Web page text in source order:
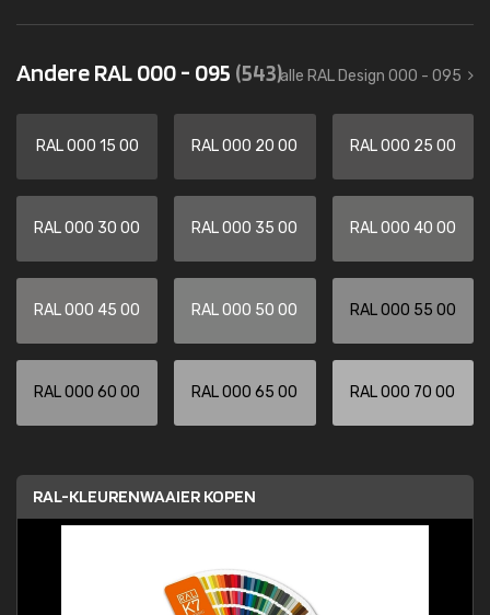
Andere RAL 000 - 095 (543)alle RAL Design 000 - 095
RAL 000 15 00 RAL 000 20 00 RAL 000 25 00
RAL 000 30 00 RAL 000 35 00 RAL 000 40 00
RAL 000 45 00 RAL 000 50 00 RAL 000 55 00
RAL 000 60 00 RAL 000 65 00 RAL 000 70 00
RAL-KLEURENWAAIER KOPEN